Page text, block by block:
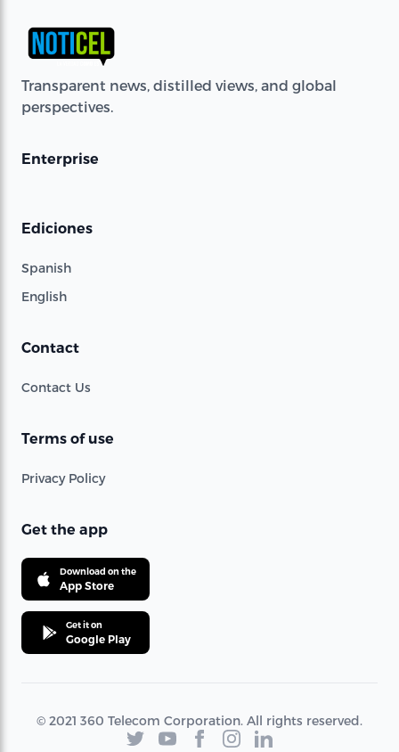
Transparent news, distilled views, and global
perspectives.
Enterprise
Ediciones
Spanish
English
Contact
Contact Us
Terms of use
Privacy Policy
Get the app
Download on the
App Store
Get it on
Google Play
© 2021 360 Telecom Corporation. All rights reserved.